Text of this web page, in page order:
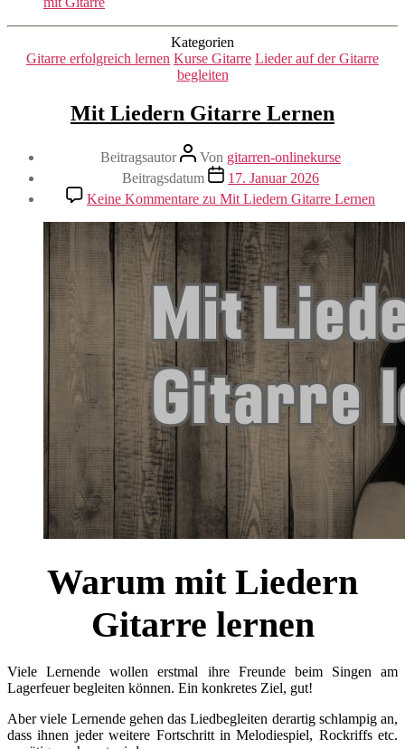
Kategorien
Gitarre erfolgreich lernen Kurse Gitarre Lieder auf der Gitarre
begleiten
Mit Liedern Gitarre Lernen
Beitragsautor Von gitarren-onlinekurse
Beitragsdatum
17. Januar 2026
Keine Kommentare zu Mit Liedern Gitarre Lernen
Warum mit Liedern
Gitarre lernen
Viele Lernende wollen erstmal ihre Freunde beim Singen am
Lagerfeuer begleiten können. Ein konkretes Ziel, gut!
Aber viele Lernende gehen das Liedbegleiten derartig schlampig an,
dass ihnen jeder weitere Fortschritt in Melodiespiel, Rockriffs etc.